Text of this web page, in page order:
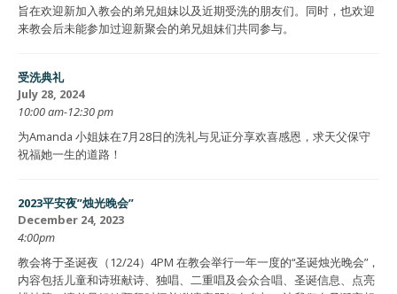
旨在欢迎新加入教会的弟兄姐妹以及近期受洗的朋友们。同时，也欢迎
来教会后未能参加过迎新聚会的弟兄姐妹们共同参与。
受洗典礼
July 28, 2024
10:00 am-12:30 pm
为Amanda 小姐妹在7月28日的洗礼与见证分享欢喜感恩，求天父保守
祝福她一生的道路！
2023平安夜”烛光晚会”
December 24, 2023
4:00pm
教会将于圣诞夜（12/24）4PM 在教会举行一年一度的“圣诞烛光晚会”，
内容包括儿童和诗班献诗、独唱、二重唱及会众合唱、圣诞信息、点亮